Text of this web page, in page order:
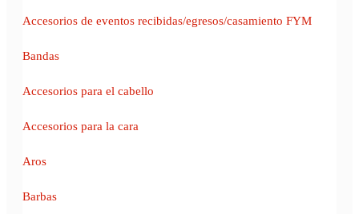
Accesorios de eventos recibidas/egresos/casamiento FYM
Bandas
Accesorios para el cabello
Accesorios para la cara
Aros
Barbas